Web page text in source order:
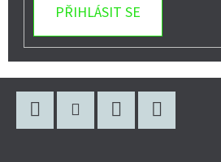
PŘIHLÁSIT SE